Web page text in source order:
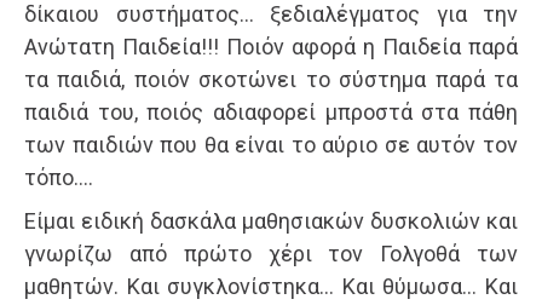
δίκαιου συστήματος… ξεδιαλέγματος για την
Ανώτατη Παιδεία!!! Ποιόν αφορά η Παιδεία παρά
τα παιδιά, ποιόν σκοτώνει το σύστημα παρά τα
παιδιά του, ποιός αδιαφορεί μπροστά στα πάθη
των παιδιών που θα είναι το αύριο σε αυτόν τον
τόπο….
Είμαι ειδική δασκάλα μαθησιακών δυσκολιών και
γνωρίζω από πρώτο χέρι τον Γολγοθά των
μαθητών. Και συγκλονίστηκα… Και θύμωσα… Και